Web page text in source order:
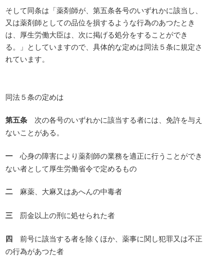
そして同条は「薬剤師が、第五条各号のいずれかに該当し、
又は薬剤師としての品位を損するような行為のあつたとき
は、厚生労働大臣は、次に掲げる処分をすることができ
る。」としていますので、具体的な定めは同法５条に規定さ
れています。
同法５条の定めは
第五条 次の各号のいずれかに該当する者には、免許を与え
ないことがある。
一 心身の障害により薬剤師の業務を適正に行うことができ
ない者として厚生労働省令で定めるもの
二 麻薬、大麻又はあへんの中毒者
三 罰金以上の刑に処せられた者
四 前号に該当する者を除くほか、薬事に関し犯罪又は不正
の行為があつた者